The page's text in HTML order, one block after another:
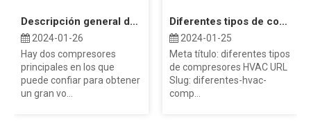
Descripción general del compresor de tornillo frente al centrífugo en HVAC
2024-01-26
Hay dos compresores
principales en los que
puede confiar para obtener
un gran vo...
Diferentes tipos de compresores HVAC
2024-01-25
Meta título: diferentes tipos
de compresores HVAC URL
Slug: diferentes-hvac-
comp...